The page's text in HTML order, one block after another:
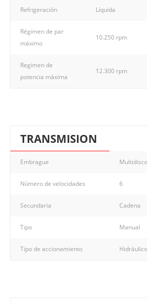
Refrigeración Líquida
Régimen de par
máximo
10.250 rpm
Regimen de
potencia máxima
12.300 rpm
TRANSMISION
Embrague
Número de velocidades 6
Secundaria Cadena
Tipo Manual
Tipo de accionamiento Hidráulico